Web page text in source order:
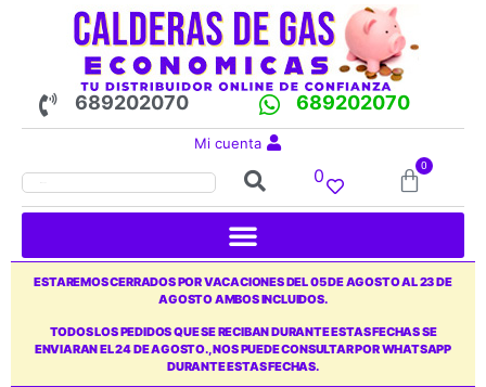
689202070 689202070
Mi cuenta
0 0
ESTAREMOS CERRADOS POR VACACIONES DEL 05 DE AGOSTO AL 23 DE
AGOSTO AMBOS INCLUIDOS.
TODOS LOS PEDIDOS QUE SE RECIBAN DURANTE ESTAS FECHAS SE
ENVIARAN EL 24 DE AGOSTO., NOS PUEDE CONSULTAR POR WHATSAPP
DURANTE ESTAS FECHAS.